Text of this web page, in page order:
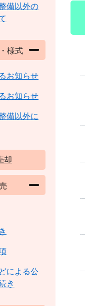
備以外の
様式
お知らせ
お知らせ
備以外に
却
による公
き